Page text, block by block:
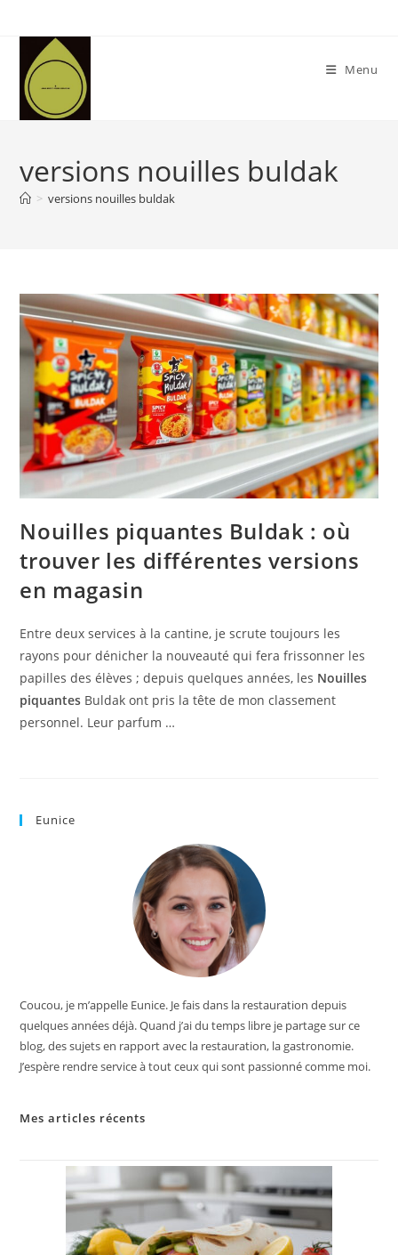
content
Menu
versions nouilles buldak
> versions nouilles buldak
Nouilles piquantes Buldak : où
trouver les différentes versions
en magasin
Entre deux services à la cantine, je scrute toujours les
rayons pour dénicher la nouveauté qui fera frissonner les
papilles des élèves ; depuis quelques années, les Nouilles
piquantes Buldak ont pris la tête de mon classement
personnel. Leur parfum …
Eunice
Coucou, je m’appelle Eunice. Je fais dans la restauration depuis
quelques années déjà. Quand j’ai du temps libre je partage sur ce
blog, des sujets en rapport avec la restauration, la gastronomie.
J’espère rendre service à tout ceux qui sont passionné comme moi.
Mes articles récents